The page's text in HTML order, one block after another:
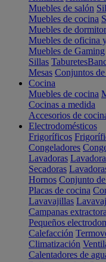
Muebles de salón
Muebles de cocina
Muebles de
Muebles de oficina
Muebles de Gaming
Sillas Taburetes
Mesas Conjuntos
Cocina
Muebles de cocina
Cocinas a medida
Accesorios de
Electrodomésticos
Frigoríficos
Congeladores
Lavadoras
Secadoras
Hornos Conjunto
Placas de cocina
Lavavajillas
Campanas
Pequeños
Calefacción
Climatización
Calentadores de